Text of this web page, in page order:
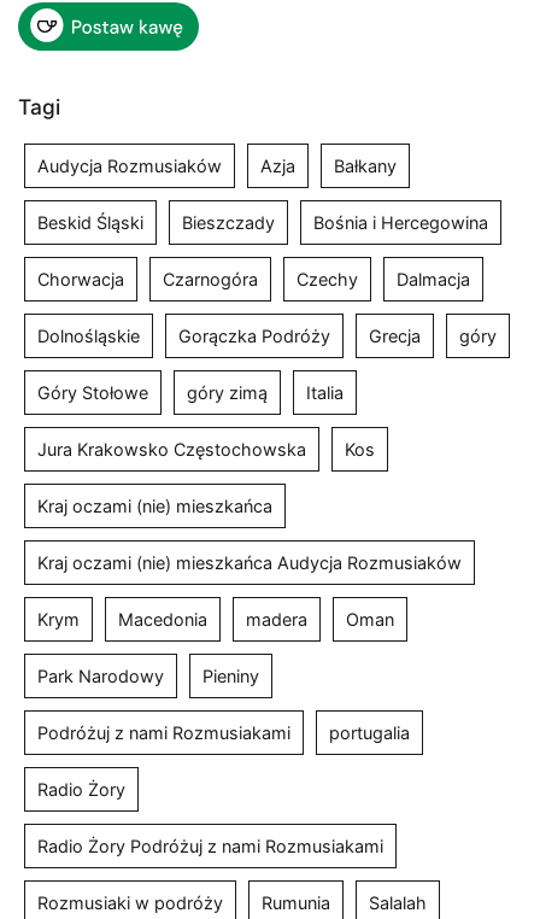
Tagi
Audycja Rozmusiaków Azja Bałkany
Beskid Śląski Bieszczady Bośnia i Hercegowina
Chorwacja Czarnogóra Czechy Dalmacja
Dolnośląskie Gorączka Podróży Grecja góry
Góry Stołowe góry zimą Italia
Jura Krakowsko Częstochowska Kos
Kraj oczami (nie) mieszkańca
Kraj oczami (nie) mieszkańca Audycja Rozmusiaków
Krym Macedonia madera Oman
Park Narodowy Pieniny
Podróżuj z nami Rozmusiakami portugalia
Radio Żory
Radio Żory Podróżuj z nami Rozmusiakami
Rozmusiaki w podróży Rumunia Salalah